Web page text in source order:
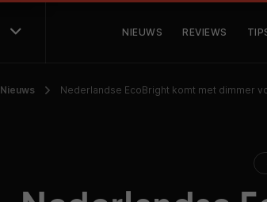
NIEUWS REVIEWS
Nieuws Nederlandse EcoBright komt met dimmer